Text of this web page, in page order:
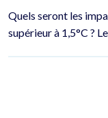
Quels seront les
supérieur à 1,5°C ?